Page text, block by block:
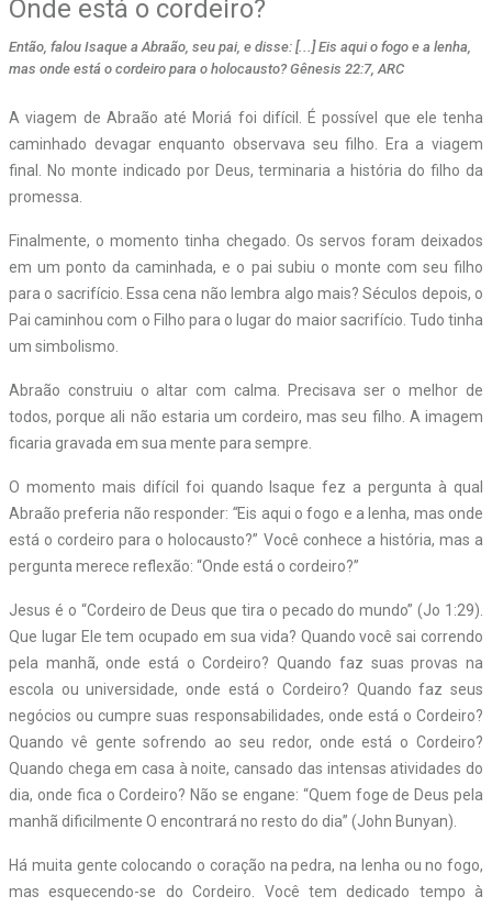
Onde está o cordeiro?
Então, falou Isaque a Abraão, seu pai, e disse: [...] Eis aqui o fogo e a lenha,
mas onde está o cordeiro para o holocausto? Gênesis 22:7, ARC
A viagem de Abraão até Moriá foi difícil. É possível que ele tenha
caminhado devagar enquanto observava seu filho. Era a viagem
final. No monte indicado por Deus, terminaria a história do filho da
promessa.
Finalmente, o momento tinha chegado. Os servos foram deixados
em um ponto da caminhada, e o pai subiu o monte com seu filho
para o sacrifício. Essa cena não lembra algo mais? Séculos depois, o
Pai caminhou com o Filho para o lugar do maior sacrifício. Tudo tinha
um simbolismo.
Abraão construiu o altar com calma. Precisava ser o melhor de
todos, porque ali não estaria um cordeiro, mas seu filho. A imagem
ficaria gravada em sua mente para sempre.
O momento mais difícil foi quando Isaque fez a pergunta à qual
Abraão preferia não responder: “Eis aqui o fogo e a lenha, mas onde
está o cordeiro para o holocausto?” Você conhece a história, mas a
pergunta merece reflexão: “Onde está o cordeiro?”
Jesus é o “Cordeiro de Deus que tira o pecado do mundo” (Jo 1:29).
Que lugar Ele tem ocupado em sua vida? Quando você sai correndo
pela manhã, onde está o Cordeiro? Quando faz suas provas na
escola ou universidade, onde está o Cordeiro? Quando faz seus
negócios ou cumpre suas responsabilidades, onde está o Cordeiro?
Quando vê gente sofrendo ao seu redor, onde está o Cordeiro?
Quando chega em casa à noite, cansado das intensas atividades do
dia, onde fica o Cordeiro? Não se engane: “Quem foge de Deus pela
manhã dificilmente O encontrará no resto do dia” (John Bunyan).
Há muita gente colocando o coração na pedra, na lenha ou no fogo,
mas esquecendo-se do Cordeiro. Você tem dedicado tempo à